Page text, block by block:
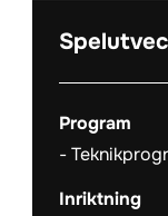
Program
Inriktning